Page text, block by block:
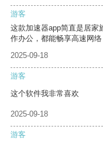
游客
这款加速器app简直是居家
作办公，都能畅享高速网
2025-09-18
游客
这个软件我非常喜欢
2025-09-18
游客